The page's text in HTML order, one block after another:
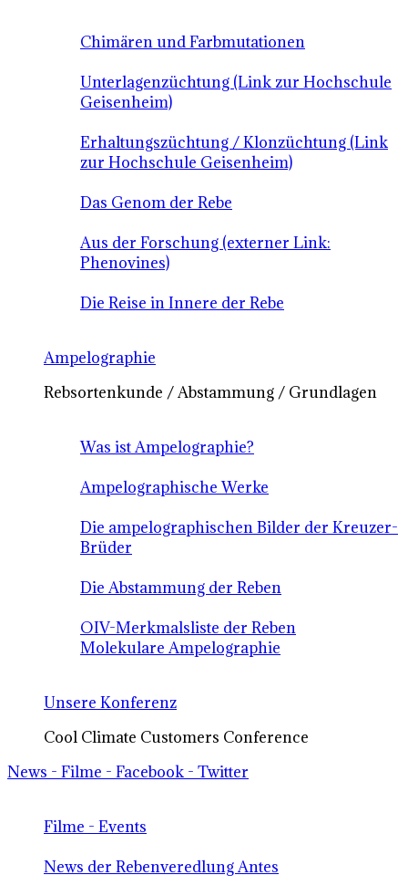
Chimären und Farbmutationen
Unterlagenzüchtung (Link zur Hochschule
Geisenheim)
Erhaltungszüchtung / Klonzüchtung (Link
zur Hochschule Geisenheim)
Das Genom der Rebe
Aus der Forschung (externer Link:
Phenovines)
Die Reise in Innere der Rebe
Ampelographie
Rebsortenkunde / Abstammung / Grundlagen
Was ist Ampelographie?
Ampelographische Werke
Die ampelographischen Bilder der Kreuzer-
Brüder
Die Abstammung der Reben
OIV-Merkmalsliste der Reben
Molekulare Ampelographie
Unsere Konferenz
Cool Climate Customers Conference
News - Filme - Facebook - Twitter
Filme - Events
News der Rebenveredlung Antes